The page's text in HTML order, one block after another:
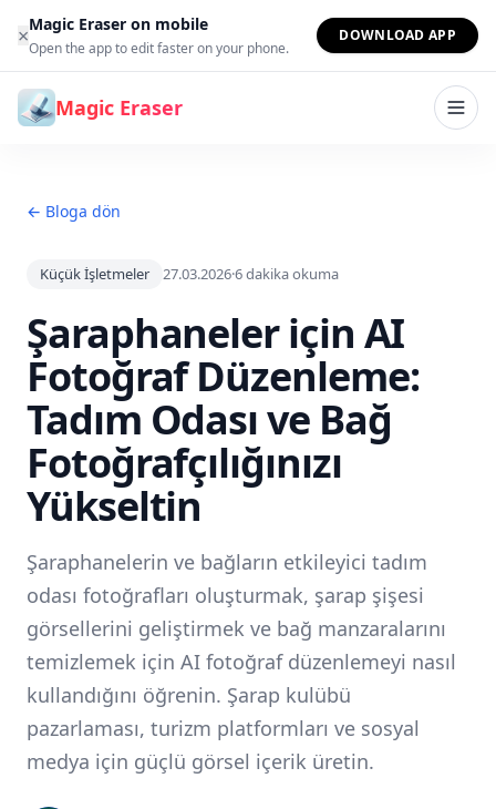
İçeriğe geç
×Magic Eraser on mobile
Open the app to edit faster on your phone.
DOWNLOAD APP
Magic Eraser
← Bloga dön
Küçük İşletmeler 27.03.2026·6dakika okuma
Şaraphaneler için AI
Fotoğraf Düzenleme:
Tadım Odası ve Bağ
Fotoğrafçılığınızı
Yükseltin
Şaraphanelerin ve bağların etkileyici tadım
odası fotoğrafları oluşturmak, şarap şişesi
görsellerini geliştirmek ve bağ manzaralarını
temizlemek için AI fotoğraf düzenlemeyi nasıl
kullandığını öğrenin. Şarap kulübü
pazarlaması, turizm platformları ve sosyal
medya için güçlü görsel içerik üretin.